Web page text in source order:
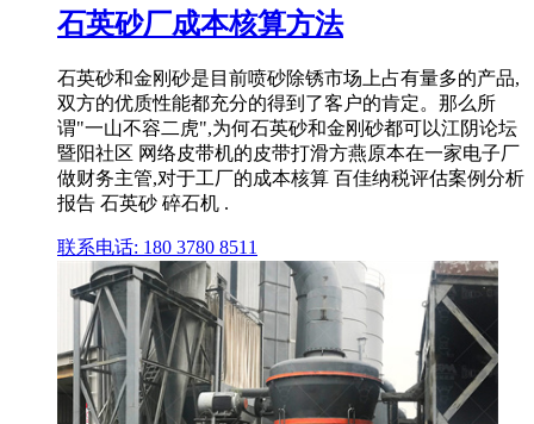
石英砂厂成本核算方法
石英砂和金刚砂是目前喷砂除锈市场上占有量多的产品,
双方的优质性能都充分的得到了客户的肯定。那么所
谓"一山不容二虎",为何石英砂和金刚砂都可以江阴论坛
暨阳社区 网络皮带机的皮带打滑方燕原本在一家电子厂
做财务主管,对于工厂的成本核算 百佳纳税评估案例分析
报告 石英砂 碎石机 .
联系电话: 180 3780 8511